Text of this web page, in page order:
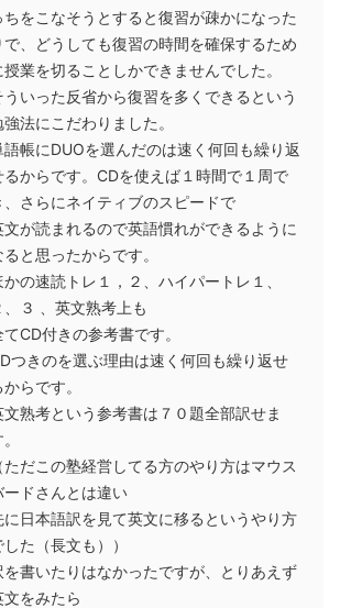
ちをこなそうとすると復習が疎かになった
で、どうしても復習の時間を確保するため
授業を切ることしかできませんでした。
ういった反省から復習を多くできるという
強法にこだわりました。
語帳にDUOを選んだのは速く何回も繰り返
るからです。CDを使えば１時間で１周で
、さらにネイティブのスピードで
文が読まれるので英語慣れができるように
ると思ったからです。
かの速読トレ１，２、ハイパートレ１、
、３ 、英文熟考上も
てCD付きの参考書です。
つきのを選ぶ理由は速く何回も繰り返せ
からです。
文熟考という参考書は７０題全部訳せま
ただこの塾経営してる方のやり方はマウス
ードさんとは違い
に日本語訳を見て英文に移るというやり方
した（長文も））
を書いたりはなかったですが、とりあえず
文をみたら